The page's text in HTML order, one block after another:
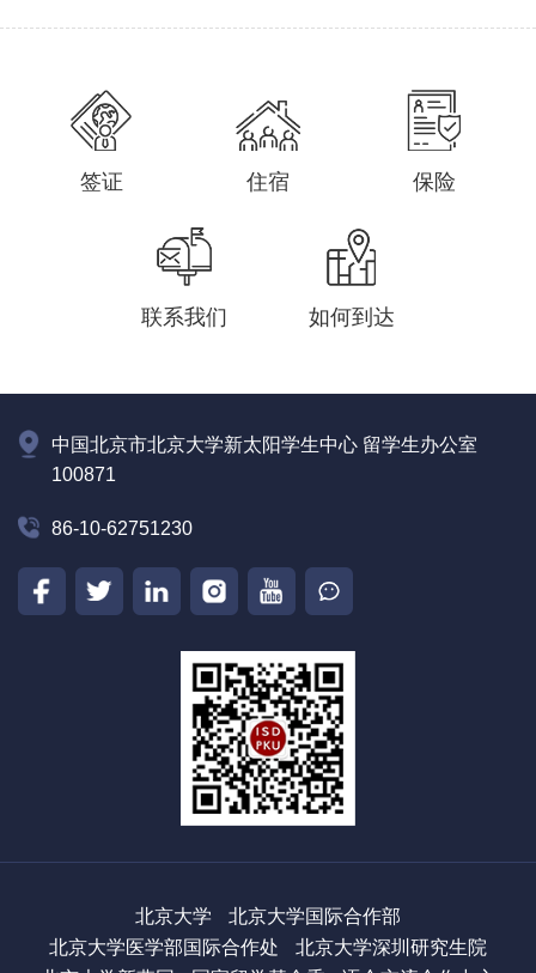
签证 住宿 保险
联系我们 如何到达
中国北京市北京大学新太阳学生中心 留学生办公室
100871
86-10-62751230
北京大学
北京大学国际合作部
北京大学医学部国际合作处
北京大学深圳研究生院